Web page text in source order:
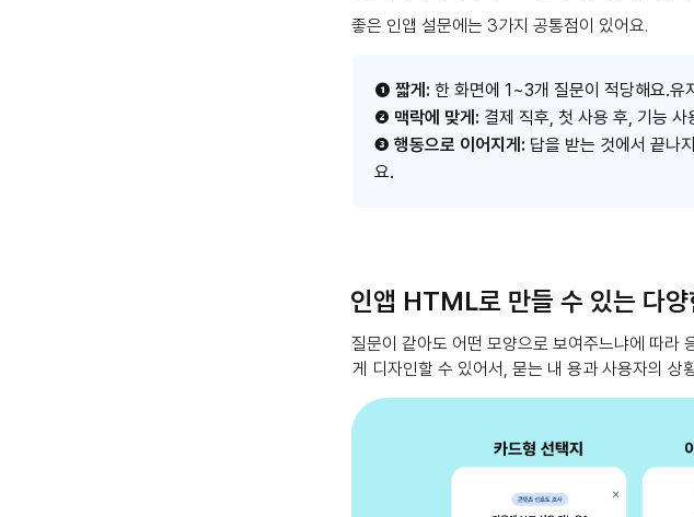
좋은 인앱 설문에는 3가지 공통점이 있어요.
❶ 짧게: 한 화면에 1~3개 질문이 적당해요.유
❷ 맥락에 맞게: 결제 직후, 첫 사용 후, 기능
❸ 행동으로 이어지게: 답을 받는 것에서 끝나
요.
인앱 HTML로 만들 수 있는 다양
질문이 같아도 어떤 모양으로 보여주느냐에 따라
게 디자인할 수 있어서, 묻는 내 용과 사용자의 상